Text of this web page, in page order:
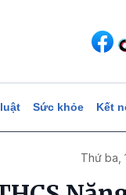
Sức khỏe Kết
Thứ ba,